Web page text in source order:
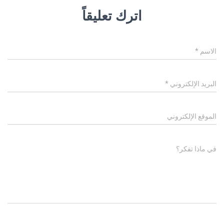
اترك تعليقاً
الاسم *
البريد الإلكتروني *
الموقع الإلكتروني
في ماذا تفكر؟